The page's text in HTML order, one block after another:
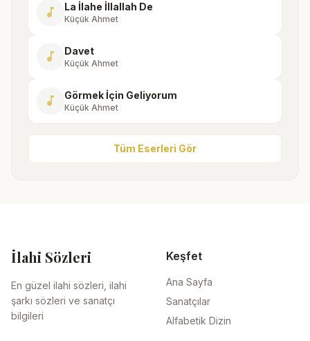
music_note La İlahe İllallah De
Küçük Ahmet
music_note Davet
Küçük Ahmet
music_note Görmek İçin Geliyorum
Küçük Ahmet
Tüm Eserleri Gör
İlahi Sözleri
En güzel ilahi sözleri, ilahi
şarkı sözleri ve sanatçı
bilgileri
Keşfet
Ana Sayfa
Sanatçılar
Alfabetik Dizin